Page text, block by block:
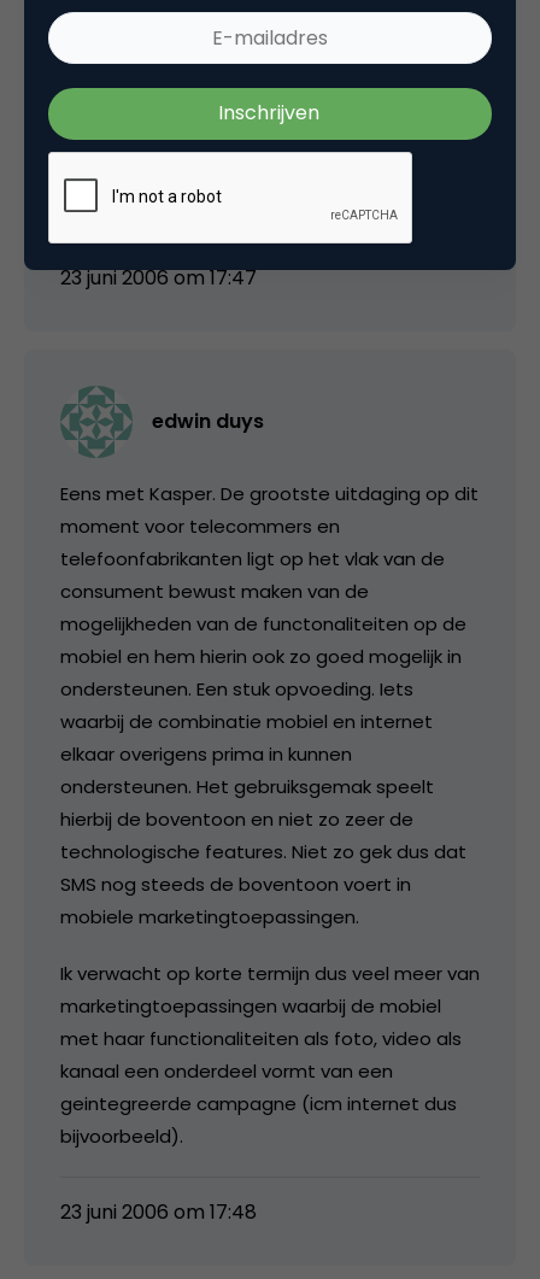
adverteerders nog maar mondjesmaat sms
marketing etc. inzetten?
Voor mensen die er dagelijks mee bezig zijn
lijkt het dan achterhaald of een reeds
basis voor de geavanceerdere technieken.
23 juni 2006 om 17:47
edwin duys
Eens met Kasper. De grootste uitdaging op dit
moment voor telecommers en
telefoonfabrikanten ligt op het vlak van de
consument bewust maken van de
mogelijkheden van de functonaliteiten op de
mobiel en hem hierin ook zo goed mogelijk in
ondersteunen. Een stuk opvoeding. Iets
waarbij de combinatie mobiel en internet
elkaar overigens prima in kunnen
ondersteunen. Het gebruiksgemak speelt
hierbij de boventoon en niet zo zeer de
technologische features. Niet zo gek dus dat
SMS nog steeds de boventoon voert in
mobiele marketingtoepassingen.
Ik verwacht op korte termijn dus veel meer van
marketingtoepassingen waarbij de mobiel
met haar functionaliteiten als foto, video als
kanaal een onderdeel vormt van een
geintegreerde campagne (icm internet dus
bijvoorbeeld).
23 juni 2006 om 17:48